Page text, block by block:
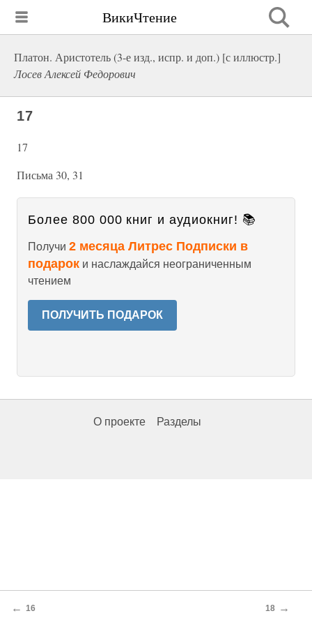
ВикиЧтение
Платон. Аристотель (3-е изд., испр. и доп.) [с иллюстр.]
Лосев Алексей Федорович
17
17
Письма 30, 31
Более 800 000 книг и аудиокниг! 📚
Получи 2 месяца Литрес Подписки в
подарок и наслаждайся неограниченным
чтением
ПОЛУЧИТЬ ПОДАРОК
О проекте Разделы
← 16 18 →